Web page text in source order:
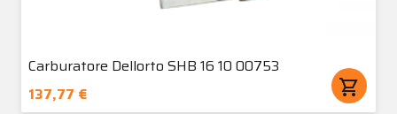
Carburatore Dellorto SHB 16 10 00753
137,77 €
shopping_cart